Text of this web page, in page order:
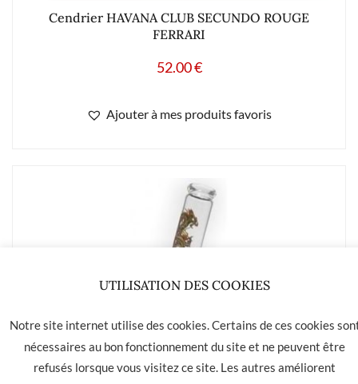
Cendrier HAVANA CLUB SECUNDO ROUGE
FERRARI
52.00€
Ajouter à mes produits favoris
UTILISATION DES COOKIES
Notre site internet utilise des cookies. Certains de ces cookies
nécessaires au bon fonctionnement du site et ne peuvent être
refusés lorsque vous visitez ce site. Les autres améliorent